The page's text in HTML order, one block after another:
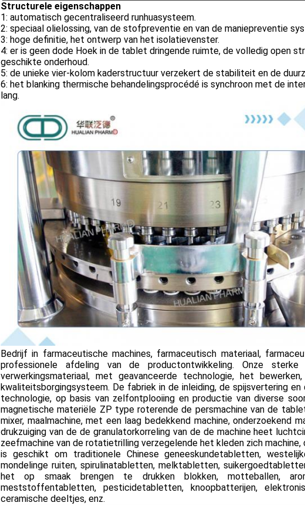
Structurele eigenschappen
1: automatisch gecentraliseerd runhuasysteem.
2: speciaal olielossing, van de stofpreventie en van de maniepreventie
3: hoge definitie, het ontwerp van het isolatievenster.
4: er is geen dode Hoek in de tablet dringende ruimte, de volledig open
geschikte onderhoud.
5: de unieke vier-kolom kaderstructuur verzekert de stabiliteit en de
6: het blanking thermische behandelingsprocédé is synchroon met de
lang.
Bedrijf in farmaceutische machines, farmaceutisch materiaal,
professionele afdeling van de productontwikkeling. Onze sterke
verwerkingsmateriaal, met geavanceerde technologie, het
kwaliteitsborgingsysteem. De fabriek in de inleiding, de spijsvertering
technologie, op basis van zelfontplooiing en productie van diverse
magnetische materiële ZP type roterende de persmachine van de
mixer, maalmachine, met een laag bedekkend machine, onderzoekend
drukzuiging van de de granulatorkorreling van de de machine heet
zeefmachine van de rotatietrilling verzegelende het kleden zich
is geschikt om traditionele Chinese geneeskundetabletten,
mondelinge ruiten, spirulinatabletten, melktabletten,
het op smaak brengen te drukken blokken, motteballen,
meststoffentabletten, pesticidetabletten, knoopbatterijen,
ceramische deeltjes, enz.